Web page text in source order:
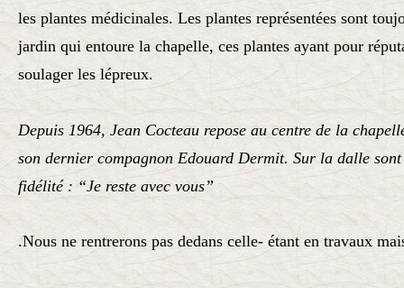
les plantes médicinales. Les plantes représentées sont
jardin qui entoure la chapelle, ces plantes ayant pour
soulager les lépreux.
Depuis 1964, Jean Cocteau repose au centre de la
son dernier compagnon Edouard Dermit. Sur la dalle sont
fidélité : “Je reste avec vous”
.Nous ne rentrerons pas dedans celle- étant en travaux